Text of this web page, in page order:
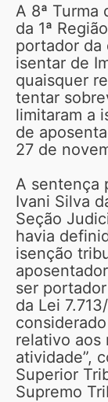
A 8ª Turma
da 1ª
portador da
isentar de
quaisquer
tentar
limitaram a
de
27 de
A sentença
Ivani Silva
Seção
havia
isenção
ser
da Lei
relativo aos
atividade”,
Superior
Supremo